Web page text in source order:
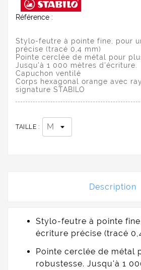
Référence :
Stylo-feutre à pointe fine, pour
précise (tracé 0,4 mm)
Pointe cerclée de métal pour
Jusqu'à 1 000 mètres d'écriture.
Capuchon ventilé
Corps hexagonal orange avec
signature STABILO
TAILLE :
Description
Stylo-feutre à pointe
écriture précise (tracé
Pointe cerclée de métal
robustesse. Jusqu'à 1